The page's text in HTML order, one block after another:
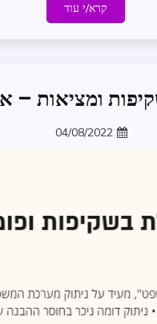
קרא/י עוד
ממשל
תקין
ומציאות –
04/08/2022